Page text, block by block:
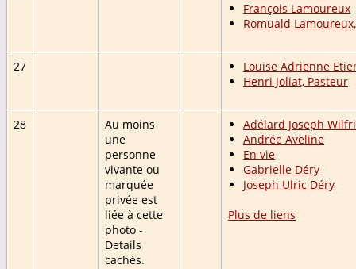
François Lamoureux
Romuald
27
Louise Adrienne
Henri Joliat, Pasteur
28
Au moins
une
personne
vivante ou
marquée
privée est
liée à cette
photo -
Details
cachés.
Adélard Joseph
Andrée Aveline
En vie
Gabrielle Déry
Joseph Ulric Déry
Plus de liens